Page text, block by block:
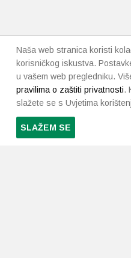
Naša web stranica koristi
korisničkog iskustva.
u vašem web pregledniku.
pravilima o zaštiti privatnosti.
slažete se s Uvjetima
SLAŽEM SE